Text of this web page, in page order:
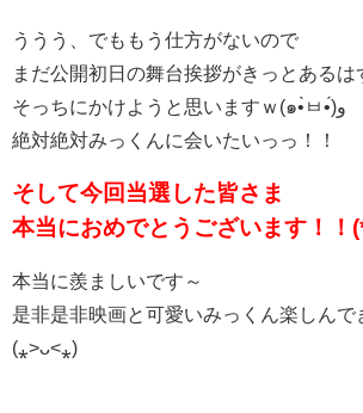
ううう、でももう仕方がないので
まだ公開初日の舞台挨拶がきっとあるは
そっちにかけようと思いますｗ(๑•̀ㅂ•́)و
絶対絶対みっくんに会いたいっっ！！
そして今回当選した皆さま
本当におめでとうございます！！
本当に羨ましいです～
是非是非映画と可愛いみっくん楽しんで
(⁎˃ᴗ˂⁎)